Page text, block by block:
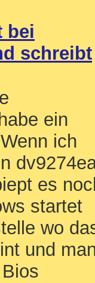
bei
schreibt
ein
ich
es
startet
wo
und